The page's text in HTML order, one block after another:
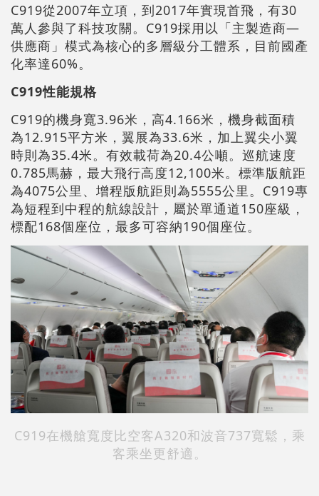
C919從2007年立項，到2017年實現首飛，有30
萬人參與了科技攻關。C919採用以「主製造商—
供應商」模式為核心的多層級分工體系，目前國產
化率達60%。
C919性能規格
C919的機身寬3.96米，高4.166米，機身截面積
為12.915平方米，翼展為33.6米，加上翼尖小翼
時則為35.4米。有效載荷為20.4公噸。巡航速度
0.785馬赫，最大飛行高度12,100米。標準版航距
為4075公里、增程版航距則為5555公里。C919專
為短程到中程的航線設計，屬於單通道150座級，
標配168個座位，最多可容納190個座位。
C919在機艙寬度比空客A320和波音737寬鬆，乘
客乘坐更舒適。